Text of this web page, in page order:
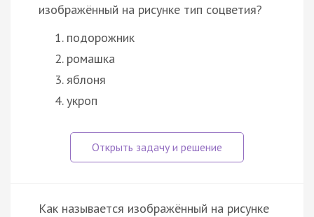
изображённый на рисунке тип соцветия?
подорожник
ромашка
яблоня
укроп
Как называется изображённый на рисунке